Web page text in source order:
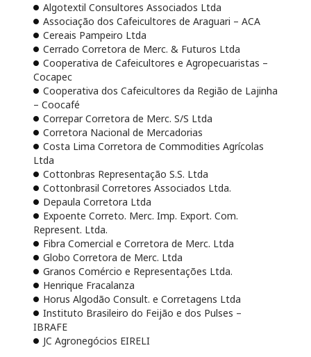
Algotextil Consultores Associados Ltda
Associação dos Cafeicultores de Araguari – ACA
Cereais Pampeiro Ltda
Cerrado Corretora de Merc. & Futuros Ltda
Cooperativa de Cafeicultores e Agropecuaristas –
Cocapec
Cooperativa dos Cafeicultores da Região de Lajinha
– Coocafé
Correpar Corretora de Merc. S/S Ltda
Corretora Nacional de Mercadorias
Costa Lima Corretora de Commodities Agrícolas
Ltda
Cottonbras Representação S.S. Ltda
Cottonbrasil Corretores Associados Ltda.
Depaula Corretora Ltda
Expoente Correto. Merc. Imp. Export. Com.
Represent. Ltda.
Fibra Comercial e Corretora de Merc. Ltda
Globo Corretora de Merc. Ltda
Granos Comércio e Representações Ltda.
Henrique Fracalanza
Horus Algodão Consult. e Corretagens Ltda
Instituto Brasileiro do Feijão e dos Pulses –
IBRAFE
JC Agronegócios EIRELI